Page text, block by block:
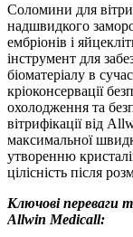
Соломини для
надшвидкого
ембріонів і
інструмент для
біоматеріалу в
кріоконсервації
охолодження та
вітрифікації від
максимальної
утворенню
цілісність після
Ключові переваги
Allwin Medicall: